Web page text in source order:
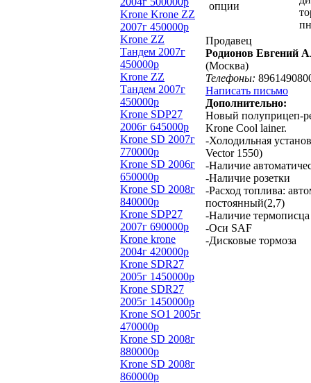
Krone Krone ZZ
2007г 450000р
Krone ZZ
Тандем 2007г
450000р
Krone ZZ
Тандем 2007г
450000р
Krone SDP27
2006г 645000р
Krone SD 2007г
770000р
Krone SD 2006г
650000р
Krone SD 2008г
840000р
Krone SDP27
2007г 690000р
Krone krone
2004г 420000р
Krone SDR27
2005г 1450000р
Krone SDR27
2005г 1450000р
Krone SO1 2005г
470000р
Krone SD 2008г
880000р
Krone SD 2008г
860000р
опции
Продавец
Родионов Евгений
(Москва)
Телефоны:
Написать письмо
Дополнительно:
Новый полуприцеп-
Krone Cool lainer.
-Холодильная
Vector 1550)
-Наличие
-Наличие розетки
-Расход топлива:
постоянный(2,7)
-Наличие термописца
-Оси SAF
-Дисковые тормоза